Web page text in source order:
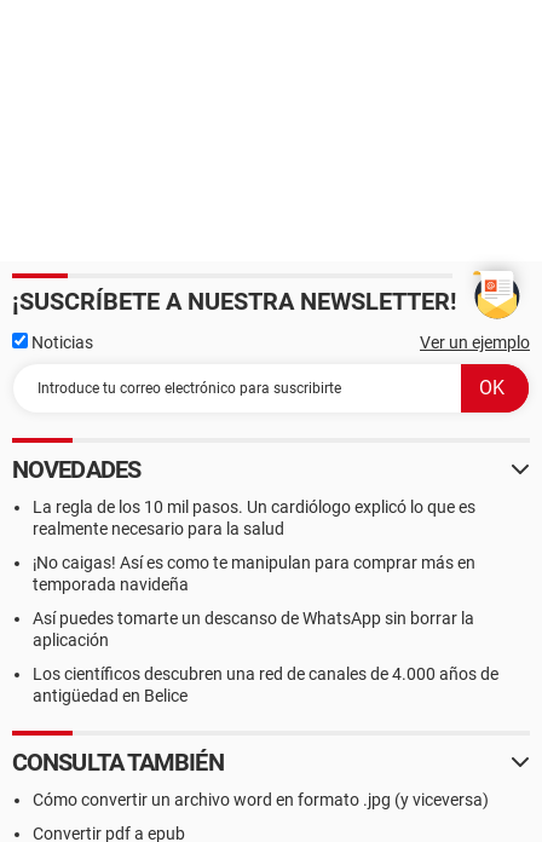
¡SUSCRÍBETE A NUESTRA NEWSLETTER!
Noticias Ver un ejemplo
NOVEDADES
La regla de los 10 mil pasos. Un cardiólogo explicó lo que es
realmente necesario para la salud
¡No caigas! Así es como te manipulan para comprar más en
temporada navideña
Así puedes tomarte un descanso de WhatsApp sin borrar la
aplicación
Los científicos descubren una red de canales de 4.000 años de
antigüedad en Belice
CONSULTA TAMBIÉN
Cómo convertir un archivo word en formato .jpg (y viceversa)
Convertir pdf a epub